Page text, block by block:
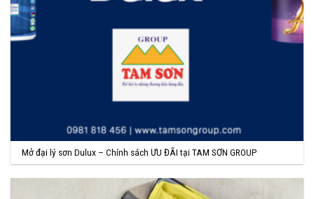
Mở đại lý sơn Dulux – Chính sách ƯU ĐÃI tại TAM SƠN GROUP